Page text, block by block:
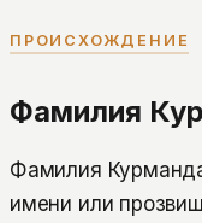
ПРОИСХОЖДЕНИЕ
Фамилия
Фамилия
имени или